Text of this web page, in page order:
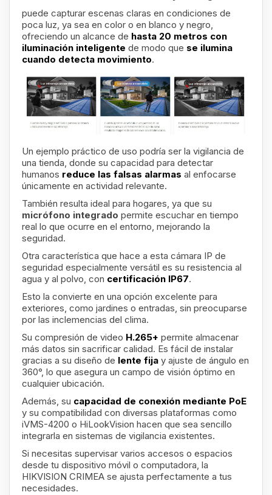
puede capturar escenas claras en condiciones de
poca luz, ya sea en color o en blanco y negro,
ofreciendo un alcance de hasta 20 metros con
iluminación inteligente de modo que se ilumina
cuando detecta movimiento.
Un ejemplo práctico de uso podría ser la vigilancia de
una tienda, donde su capacidad para detectar
humanos reduce las falsas alarmas al enfocarse
únicamente en actividad relevante.
También resulta ideal para hogares, ya que su
micrófono integrado permite escuchar en tiempo
real lo que ocurre en el entorno, mejorando la
seguridad.
Otra característica que hace a esta cámara IP de
seguridad especialmente versátil es su resistencia al
agua y al polvo, con certificación IP67.
Esto la convierte en una opción excelente para
exteriores, como jardines o entradas, sin preocuparse
por las inclemencias del clima.
Su compresión de video H.265+ permite almacenar
más datos sin sacrificar calidad. Es fácil de instalar
gracias a su diseño de lente fija y ajuste de ángulo en
360°, lo que asegura un campo de visión óptimo en
cualquier ubicación.
Además, su capacidad de conexión mediante PoE
y su compatibilidad con diversas plataformas como
iVMS-4200 o HiLookVision hacen que sea sencillo
integrarla en sistemas de vigilancia existentes.
Si necesitas supervisar varios accesos o espacios
desde tu dispositivo móvil o computadora, la
HIKVISION CRIMEA se ajusta perfectamente a tus
necesidades.